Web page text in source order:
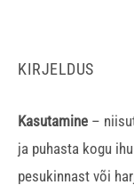
KIRJELDUS
Kasutamine –
ja puhasta kogu
pesukinnast või